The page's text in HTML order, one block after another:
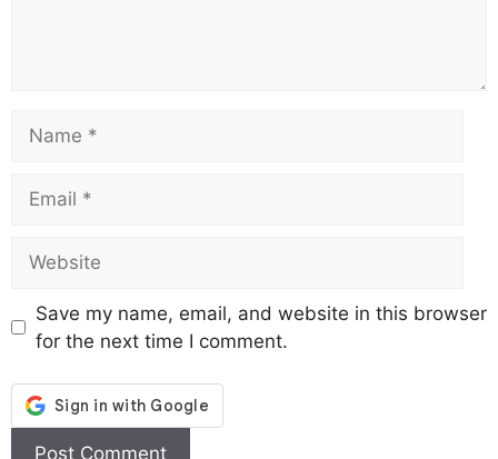
Save my name, email, and website in this browser
for the next time I comment.